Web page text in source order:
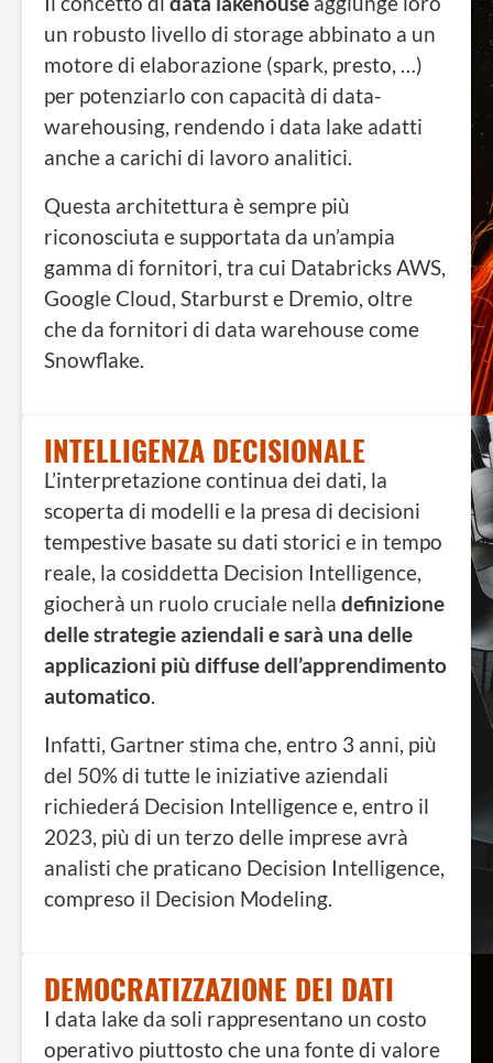
un robusto livello di storage abbinato a un
motore di elaborazione (spark, presto, …)
per potenziarlo con capacità di data-
warehousing, rendendo i data lake adatti
anche a carichi di lavoro analitici.
Questa architettura è sempre più
riconosciuta e supportata da un’ampia
gamma di fornitori, tra cui Databricks AWS,
Google Cloud, Starburst e Dremio, oltre
che da fornitori di data warehouse come
Snowflake.
INTELLIGENZA DECISIONALE
L’interpretazione continua dei dati, la
scoperta di modelli e la presa di decisioni
tempestive basate su dati storici e in tempo
reale, la cosiddetta Decision Intelligence,
giocherà un ruolo cruciale nella definizione
delle strategie aziendali e sarà una delle
applicazioni più diffuse dell’apprendimento
automatico.
Infatti, Gartner stima che, entro 3 anni, più
del 50% di tutte le iniziative aziendali
richiederá Decision Intelligence e, entro il
2023, più di un terzo delle imprese avrà
analisti che praticano Decision Intelligence,
compreso il Decision Modeling.
DEMOCRATIZZAZIONE DEI DATI
I data lake da soli rappresentano un costo
operativo piuttosto che una fonte di valore